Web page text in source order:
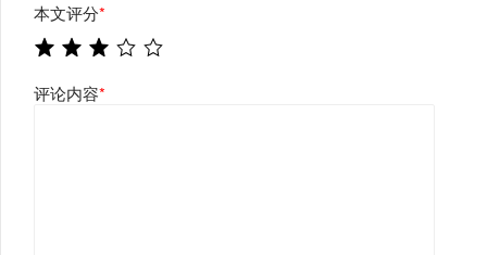
本文评分*
评论内容*